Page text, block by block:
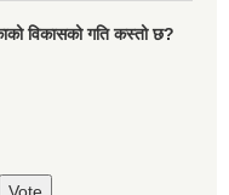
विकासको गति कस्तो छ?